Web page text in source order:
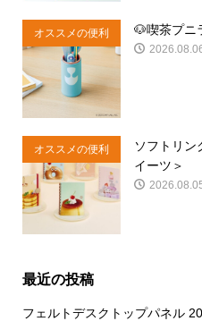
オススメの便利
商品
🐶喫茶プニ
オススメの便利
商品
ソフトリン
イーツ＞
最近の投稿
フェルトデスクトップパネル